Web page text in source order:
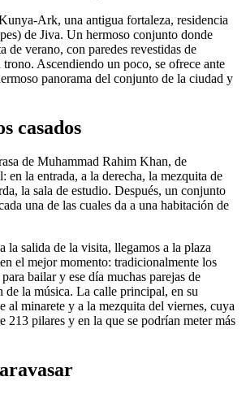
Ark, una antigua fortaleza, residencia
de Jiva. Un hermoso conjunto donde
de verano, con paredes revestidas de
Ascendiendo un poco, se ofrece ante
panorama del conjunto de la ciudad y
casados
de Muhammad Rahim Khan, de
en la entrada, a la derecha, la mezquita de
la sala de estudio. Después, un conjunto
una de las cuales da a una habitación de
la salida de la visita, llegamos a la plaza
el mejor momento: tradicionalmente los
bailar y ese día muchas parejas de
de la música. La calle principal, en su
al minarete y a la mezquita del viernes, cuya
213 pilares y en la que se podrían meter más